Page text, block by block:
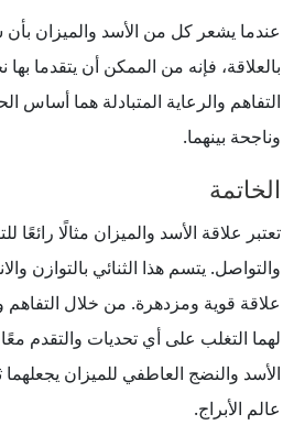
عندما يشعر كل من الأسد والميزان
بالعلاقة، فإنه من الممكن أن يتقدما
التفاهم والرعاية المتبادلة هما
وناجحة بينهما.
الخاتمة
تعتبر علاقة الأسد والميزان مثالًا
والتواصل. يتسم هذا الثنائي بالتوازن
علاقة قوية ومزدهرة. من خلال التفاهم
لهما التغلب على أي تحديات والتقدم
الأسد والنضج العاطفي للميزان
عالم الأبراج.